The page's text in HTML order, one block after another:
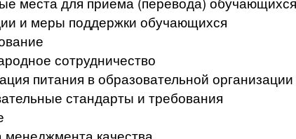
и меры поддержки обучающихся
сотрудничество
питания в образовательной организации
стандарты и требования
качества